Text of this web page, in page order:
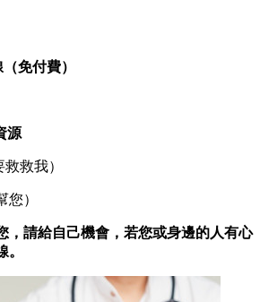
免付費）
源
救我）
您）
請給自己機會，若您或身邊的人有心